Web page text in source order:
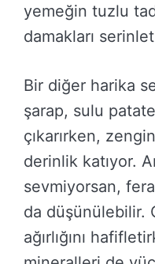
yemeğin tuzlu
damakları
Bir diğer harika
şarap, sulu
çıkarırken,
derinlik katıyor.
sevmiyorsan,
da düşünülebilir.
ağırlığını